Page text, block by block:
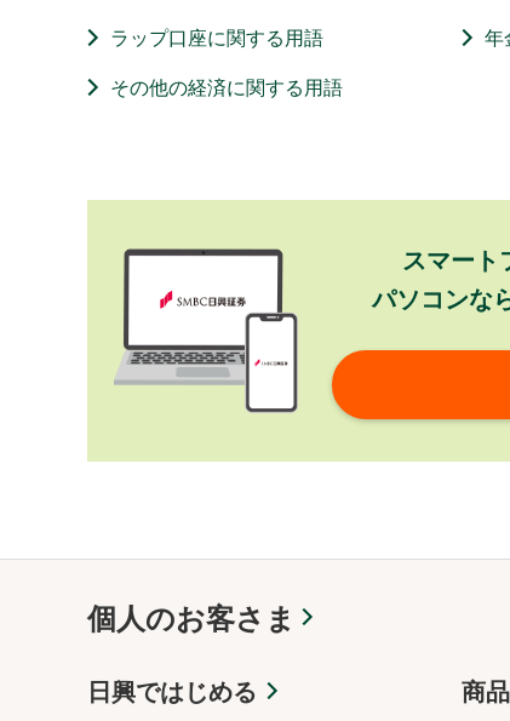
ラップ口座に関する用語 年
その他の経済に関する用語
スマート
パソコンな
個人のお客さま
日興ではじめる 商